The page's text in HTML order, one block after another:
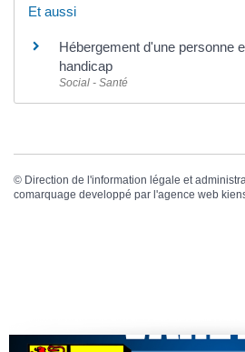
Et aussi
Hébergement d'une personne
handicap
Social - Santé
© Direction de l'information légale et
comarquage developpé par l'agence web